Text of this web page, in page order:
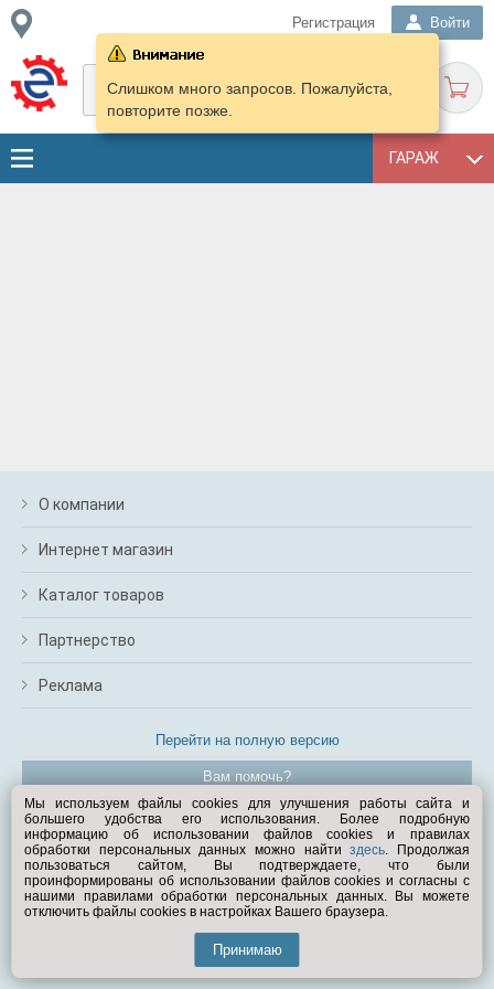
Регистрация Войти
ГАРАЖ
Слишком много запросов. Пожалуйста,
повторите позже.
О компании
Интернет магазин
Каталог товаров
Партнерство
Реклама
Перейти на полную версию
Вам помочь?
© Exist.ru 1998—2026
Мы используем файлы cookies для улучшения работы сайта и
большего удобства его использования. Более подробную
информацию об использовании файлов cookies и правилах
обработки персональных данных можно найтиздесь. Продолжая
пользоваться сайтом, Вы подтверждаете, что были
проинформированы об использовании файлов cookies и согласны с
нашими правилами обработки персональных данных. Вы можете
отключить файлы cookies в настройках Вашего браузера.
Принимаю